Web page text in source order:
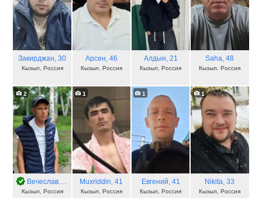
Закирджан, 30
Кызыл, Россия
Арсен, 46
Кызыл, Россия
Алдын, 21
Кызыл, Россия
Saha, 48
Кызыл, Россия
2
Вечеслав. Слава , 38
Кызыл, Россия
1
Muxriddin, 41
Кызыл, Россия
1
Евгений, 41
Кызыл, Россия
1
Nikita, 33
Кызыл, Россия